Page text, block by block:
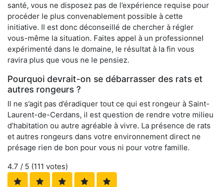
santé, vous ne disposez pas de l’expérience requise pour
procéder le plus convenablement possible à cette
initiative. Il est donc déconseillé de chercher à régler
vous-même la situation. Faites appel à un professionnel
expérimenté dans le domaine, le résultat à la fin vous
ravira plus que vous ne le pensiez.
Pourquoi devrait-on se débarrasser des rats et
autres rongeurs ?
Il ne s’agit pas d’éradiquer tout ce qui est rongeur à Saint-
Laurent-de-Cerdans, il est question de rendre votre milieu
d’habitation ou autre agréable à vivre. La présence de rats
et autres rongeurs dans votre environnement direct ne
présage rien de bon pour vous ni pour votre famille.
4.7 / 5 (111 votes)